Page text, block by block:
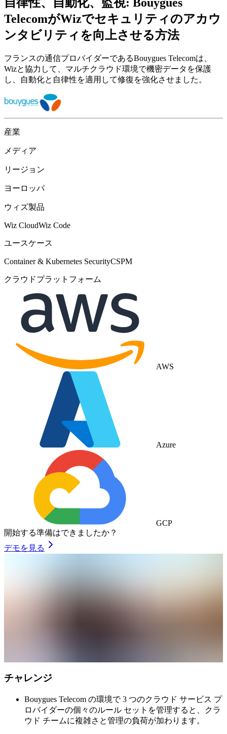
TelecomがWizでセキュリティのアカウ
ンタビリティを向上させる方法
フランスの通信プロバイダーであるBouygues Telecomは、
Wizと協力して、マルチクラウド環境で機密データを保護
し、自動化と自律性を適用して修復を強化させました。
産業
メディア
リージョン
ヨーロッパ
ウィズ製品
Wiz CloudWiz Code
ユースケース
Container & Kubernetes SecurityCSPM
クラウドプラットフォーム
AWS
Azure
GCP
開始する準備はできましたか？
デモを見る
チャレンジ
Bouygues Telecom の環境で 3 つのクラウド サービス プ
ロバイダーの個々のルール セットを管理すると、クラ
ウド チームに複雑さと管理の負荷が加わります。